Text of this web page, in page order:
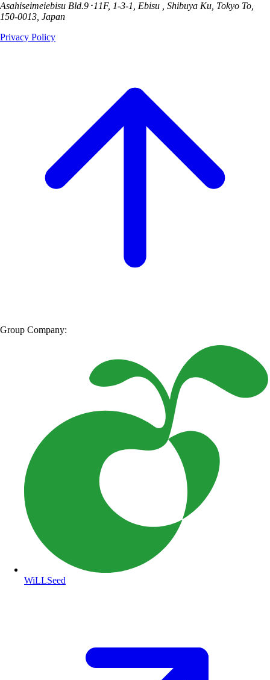
Asahiseimeiebisu Bld.9･11F, 1-3-1, Ebisu , Shibuya Ku, Tokyo To,
150-0013, Japan
Privacy Policy
Group Company:
WiLLSeed